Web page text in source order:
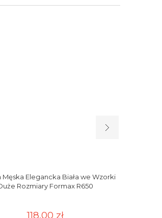
Męska Elegancka Biała we Wzorki
Rozmiary Formax R650
118,00 zł